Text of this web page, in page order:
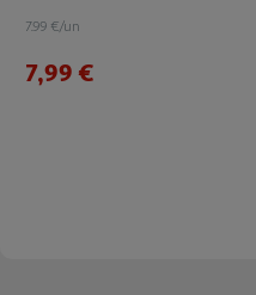
7.99 €/un
7,99 €